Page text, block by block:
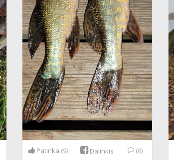
Patinka (9) Dalinkis (6)